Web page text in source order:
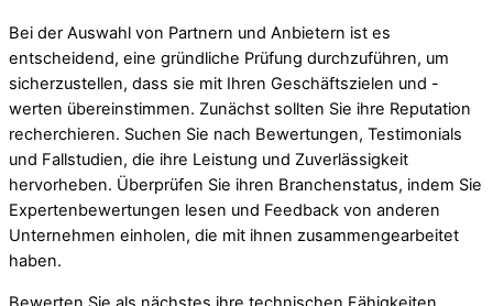
Bei der Auswahl von Partnern und Anbietern ist es
entscheidend, eine gründliche Prüfung durchzuführen, um
sicherzustellen, dass sie mit Ihren Geschäftszielen und -
werten übereinstimmen. Zunächst sollten Sie ihre Reputation
recherchieren. Suchen Sie nach Bewertungen, Testimonials
und Fallstudien, die ihre Leistung und Zuverlässigkeit
hervorheben. Überprüfen Sie ihren Branchenstatus, indem Sie
Expertenbewertungen lesen und Feedback von anderen
Unternehmen einholen, die mit ihnen zusammengearbeitet
haben.